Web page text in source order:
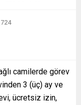
724
camilerde görev
3 (üç) ay ve
ücretsiz izin,